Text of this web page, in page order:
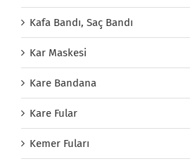
Kafa Bandı, Saç Bandı
Kar Maskesi
Kare Bandana
Kare Fular
Kemer Fuları